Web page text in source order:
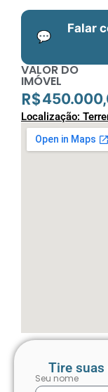
💬
Falar
VALOR DO
IMÓVEL
R$
Localização:
Tire
Seu nome